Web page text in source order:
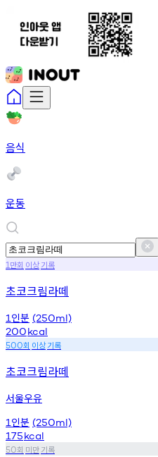
음식
운동
1 만회 이상기록
초코크림라떼
1 인분 (250ml)
200kcal
500회 이상기록
초코크림라떼
서울우유
1 인분 (250ml)
175kcal
50회 미만기록